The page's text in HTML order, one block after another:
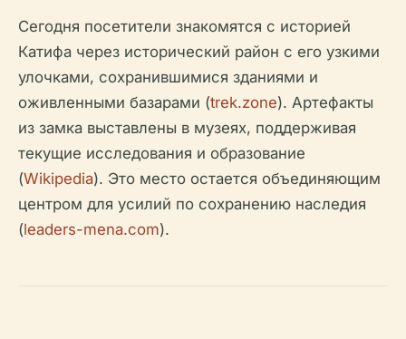
Сегодня посетители знакомятся с историей
Катифа через исторический район с его узкими
улочками, сохранившимися зданиями и
оживленными базарами (trek.zone). Артефакты
из замка выставлены в музеях, поддерживая
текущие исследования и образование
(Wikipedia). Это место остается объединяющим
центром для усилий по сохранению наследия
(leaders-mena.com).